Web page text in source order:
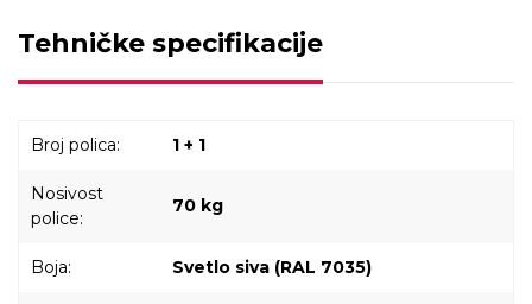
Tehničke specifikacije
Broj polica: 1 + 1
Nosivost
police:
70 kg
Boja: Svetlo siva (RAL 7035)